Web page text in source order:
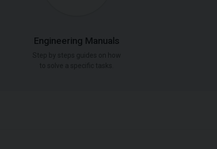
Engineering Manuals